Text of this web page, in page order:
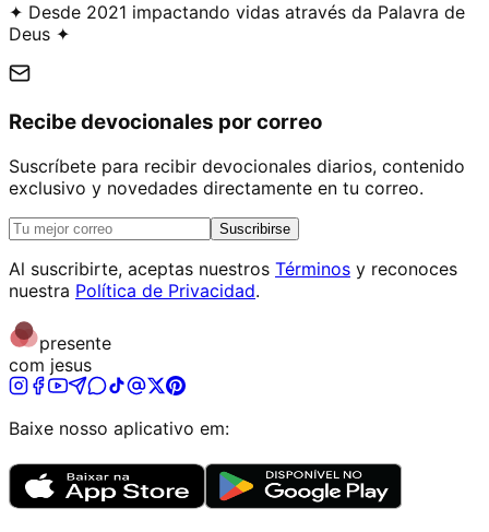
✦ Desde 2021 impactando vidas através da Palavra de
Deus ✦
Recibe devocionales por correo
Suscríbete para recibir devocionales diarios, contenido
exclusivo y novedades directamente en tu correo.
Suscribirse
Al suscribirte, aceptas nuestros Términos y reconoces
nuestra Política de Privacidad.
presente
com jesus
Baixe nosso aplicativo em: